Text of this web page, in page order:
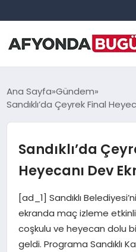
ANASAYFA
EĞITIM
Ana Sayfa Gündem
Sandıklı’da Çeyrek Final
Sandıklı’da
Heyecanı Dev
[ad_1] Sandıklı
ekranda maç izleme
coşkulu ve heyecan dolu
geldi. Programa Sandıklı